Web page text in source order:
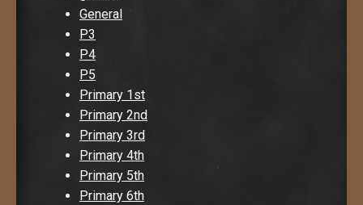
General
P3
P4
P5
Primary 1st
Primary 2nd
Primary 3rd
Primary 4th
Primary 5th
Primary 6th